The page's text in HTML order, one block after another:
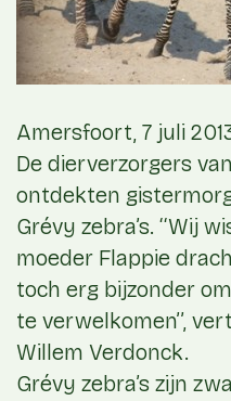
Amersfoort, 7 juli
De dierverzorgers
ontdekten
Grévy zebra’s. ‘‘Wij
moeder Flappie
toch erg bijzonder
te verwelkomen’’,
Willem Verdonck.
Grévy zebra’s zijn